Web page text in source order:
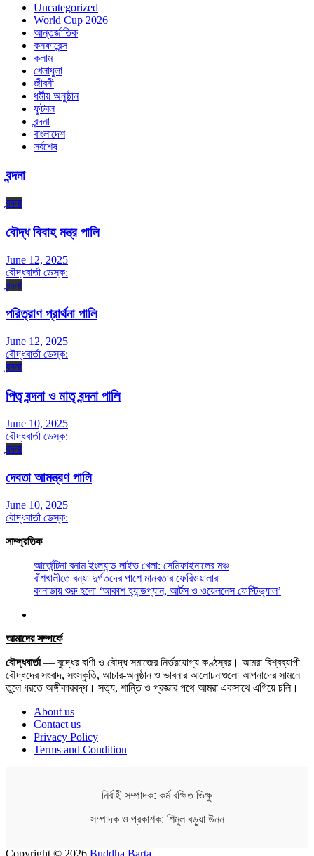
Uncategorized
World Cup 2026
আন্তর্জাতিক
কনফারেন্স
কলাম
খেলাধুলা
জীবনী
ধর্মীয় অনুষ্ঠান
ফুটবল
বন্দনা
বাংলাদেশ
সর্বশেষ
বন্দনা
বন্দনা
বৌদ্ধ বিবাহ মন্ত্র পালি
June 12, 2025
বৌদ্ধবার্তা ডেস্ক:
বন্দনা
পরিত্রাণ প্রার্থনা পালি
June 12, 2025
বৌদ্ধবার্তা ডেস্ক:
বন্দনা
পিতৃ বন্দনা ও মাতৃ বন্দনা পালি
June 10, 2025
বৌদ্ধবার্তা ডেস্ক:
বন্দনা
দেবতা আমন্ত্রণ পালি
June 10, 2025
বৌদ্ধবার্তা ডেস্ক:
সাম্প্রতিক
আর্জেন্টিনা বনাম ইংল্যান্ড লাইভ খেলা: সেমিফাইনালের মঞ্চ
বাঁশখালীতে বন্যা দুর্গতদের পাশে মানবতার ফেরিওয়ালারা
কানাডায় শুরু হলো ‘আকাশ হ্যান্ডপ্যান, আর্টস ও ওয়েলনেস ফেস্টিভ্যাল’
আমাদের সম্পর্কে
বৌদ্ধবার্তা— বুদ্ধের বাণী ও বৌদ্ধ সমাজের নির্ভরযোগ্য কণ্ঠস্বর। আমরা বিশ্বব্যাপী
বৌদ্ধদের সংবাদ, সংস্কৃতি, আচার-অনুষ্ঠান ও ভাবনার আলোচনাগুলো আপনাদের সামনে
তুলে ধরতে অঙ্গীকারবদ্ধ। সত্য, শান্তি ও প্রজ্ঞার পথে আমরা একসাথে এগিয়ে চলি।
About us
Contact us
Privacy Policy
Terms and Condition
নির্বাহী সম্পাদক: কর্ম রক্ষিত ভিক্ষু
সম্পাদক ও প্রকাশক: শিমুল বড়ুয়া উনন
Copyright © 2026 Buddha Barta